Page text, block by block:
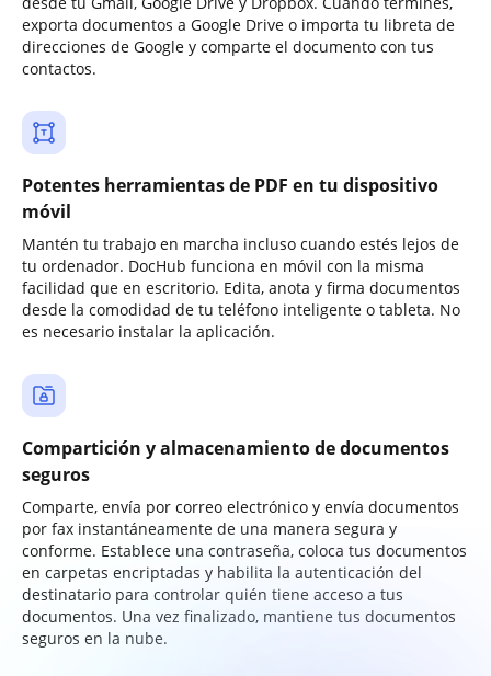
exporta documentos a Google Drive o importa tu libreta de
direcciones de Google y comparte el documento con tus
contactos.
Potentes herramientas de PDF en tu dispositivo
móvil
Mantén tu trabajo en marcha incluso cuando estés lejos de
tu ordenador. DocHub funciona en móvil con la misma
facilidad que en escritorio. Edita, anota y firma documentos
desde la comodidad de tu teléfono inteligente o tableta. No
es necesario instalar la aplicación.
Compartición y almacenamiento de documentos
seguros
Comparte, envía por correo electrónico y envía documentos
por fax instantáneamente de una manera segura y
conforme. Establece una contraseña, coloca tus documentos
en carpetas encriptadas y habilita la autenticación del
destinatario para controlar quién tiene acceso a tus
documentos. Una vez finalizado, mantiene tus documentos
seguros en la nube.